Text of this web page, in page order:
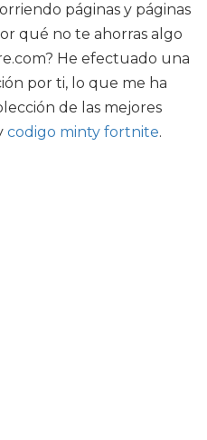
páginas y páginas
qué no te ahorras algo
He efectuado una
por ti, lo que me ha
de las mejores
codigo minty fortnite.